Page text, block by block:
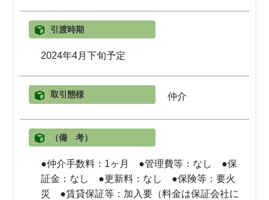
引渡時期
2024年4月下旬予定
取引態様 仲介
（備 考）
●仲介手数料：1ヶ月 ●管理費等：なし ●保
証金：なし ●更新料：なし ●保険等：要火
災 ●賃貸保証等：加入要（料金は保証会社に